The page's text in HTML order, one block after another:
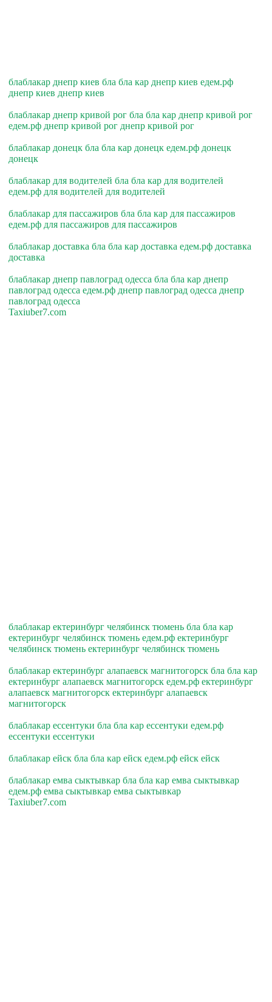
блаблакар днепр киев бла бла кар днепр киев едем.рф
днепр киев днепр киев
блаблакар днепр кривой рог бла бла кар днепр кривой рог
едем.рф днепр кривой рог днепр кривой рог
блаблакар донецк бла бла кар донецк едем.рф донецк
донецк
блаблакар для водителей бла бла кар для водителей
едем.рф для водителей для водителей
блаблакар для пассажиров бла бла кар для пассажиров
едем.рф для пассажиров для пассажиров
блаблакар доставка бла бла кар доставка едем.рф доставка
доставка
блаблакар днепр павлоград одесса бла бла кар днепр
павлоград одесса едем.рф днепр павлоград одесса днепр
павлоград одесса
Taxiuber7.com
блаблакар ектеринбург челябинск тюмень бла бла кар
ектеринбург челябинск тюмень едем.рф ектеринбург
челябинск тюмень ектеринбург челябинск тюмень
блаблакар ектеринбург алапаевск магнитогорск бла бла кар
ектеринбург алапаевск магнитогорск едем.рф ектеринбург
алапаевск магнитогорск ектеринбург алапаевск
магнитогорск
блаблакар ессентуки бла бла кар ессентуки едем.рф
ессентуки ессентуки
блаблакар ейск бла бла кар ейск едем.рф ейск ейск
блаблакар емва сыктывкар бла бла кар емва сыктывкар
едем.рф емва сыктывкар емва сыктывкар
Taxiuber7.com